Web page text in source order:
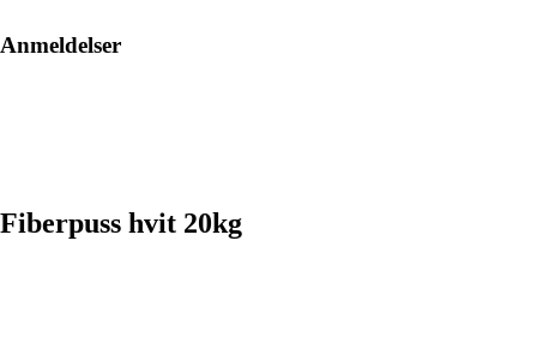
Anmeldelser
Fiberpuss hvit 20kg